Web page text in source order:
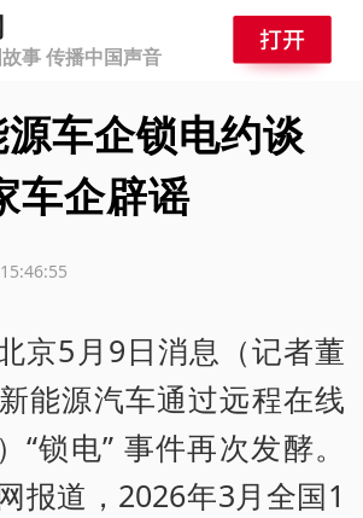
事 传播中国声音
车企锁电约谈
车企辟谣
京5月9日消息（记者董
能源汽车通过远程在线
“锁电” 事件再次发酵。
报道，2026年3月全国1